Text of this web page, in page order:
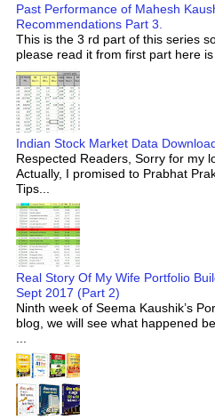
Past Performance of Mahesh
Recommendations Part 3.
This is the 3 rd part of this series
please read it from first part here
Indian Stock Market Data
Respected Readers, Sorry for my
Actually, I promised to Prabhat
Tips...
Real Story Of My Wife Portfolio
Sept 2017 (Part 2)
Ninth week of Seema Kaushik’s
blog, we will see what happened